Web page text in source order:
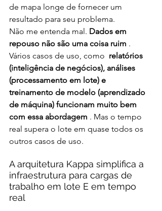
de mapa longe de fornecer um
resultado para seu problema.
Não me entenda mal. Dados em
repouso não são uma coisa ruim .
Vários casos de uso, como relatórios
(inteligência de negócios), análises
(processamento em lote) e
treinamento de modelo (aprendizado
de máquina) funcionam muito bem
com essa abordagem . Mas o tempo
real supera o lote em quase todos os
outros casos de uso.
A arquitetura Kappa simplifica a
infraestrutura para cargas de
trabalho em lote E em tempo
real